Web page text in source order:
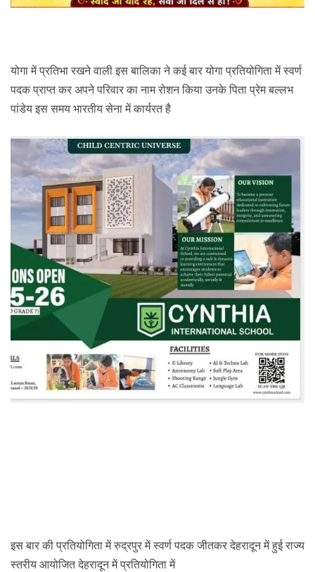
योगा में प्रतिभा रखने वाली इस बालिका ने कई बार योगा प्रतियोगिता में स्वर्ण
पदक प्राप्त कर अपने परिवार का नाम रोशन किया उनके पिता प्रेम बल्लभ
पांडेय इस समय भारतीय सेना में कार्यरत है
इस बार की प्रतियोगिता में रुद्रपुर में स्वर्ण पदक जीतकर देहरादून में हुई राज्य
स्तरीय आयोजित देहरादून में प्रतियोगिता में